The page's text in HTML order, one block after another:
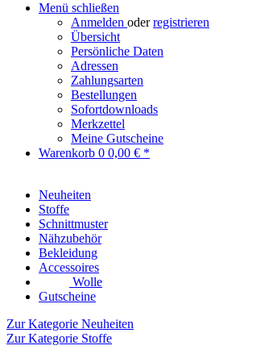
Menü schließen
Anmelden oderregistrieren
Übersicht
Persönliche Daten
Adressen
Zahlungsarten
Bestellungen
Sofortdownloads
Merkzettel
Meine Gutscheine
Warenkorb 0 0,00 € *
Neuheiten
Stoffe
Schnittmuster
Nähzubehör
Bekleidung
Accessoires
Wolle
Gutscheine
Zur Kategorie Neuheiten
Zur Kategorie Stoffe